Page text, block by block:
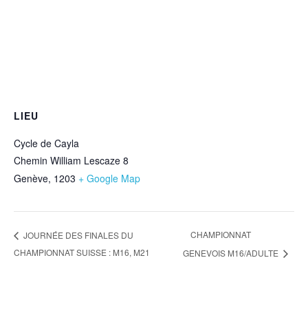
LIEU
Cycle de Cayla
Chemin William Lescaze 8
Genève, 1203 + Google Map
JOURNÉE DES FINALES DU
CHAMPIONNAT SUISSE : M16, M21
CHAMPIONNAT
GENEVOIS M16/ADULTE